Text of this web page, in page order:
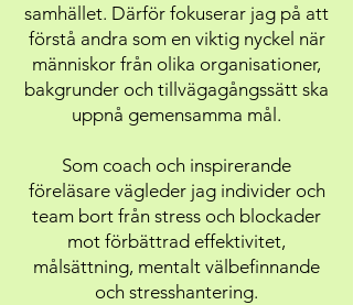
samhället. Därför fokuserar jag på att
förstå andra som en viktig nyckel när
människor från olika organisationer,
bakgrunder och tillvägagångssätt ska
uppnå gemensamma mål.
Som coach och inspirerande
föreläsare vägleder jag individer och
team bort från stress och blockader
mot förbättrad effektivitet,
målsättning, mentalt välbefinnande
och stresshantering.